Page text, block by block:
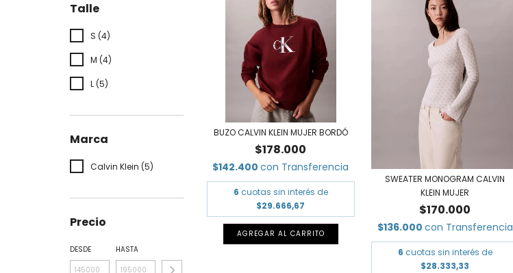
Talle
S (4)
M (4)
L (5)
Marca
Calvin Klein (5)
Precio
DESDE HASTA
BUZO CALVIN KLEIN MUJER BORDÓ
$178.000
$142.400con Transferencia
6 cuotas sin interés de
$29.666,67
AGREGAR AL CARRITO
SWEATER MONOGRAM CALVIN
KLEIN MUJER
$170.000
$136.000 con Transferencia
6 cuotas sin interés de
$28.333,33